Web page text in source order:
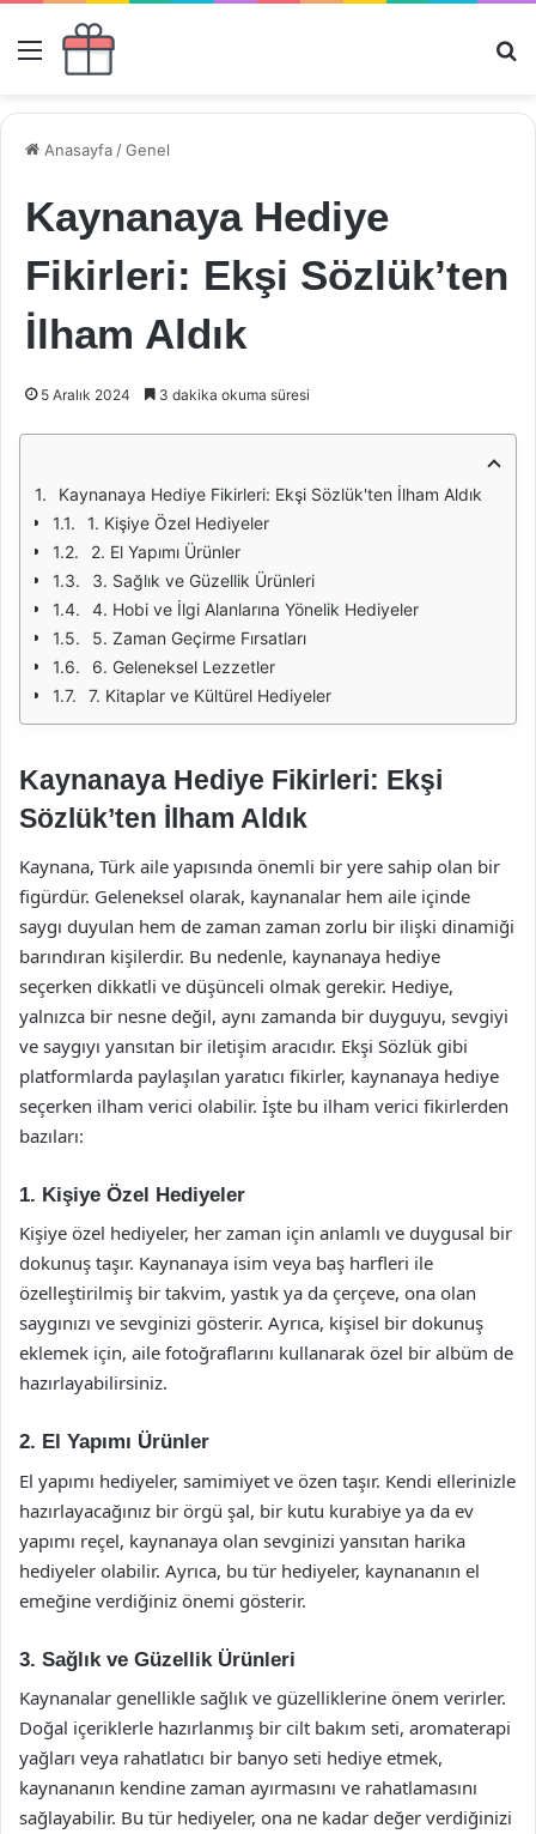
Menü
Anasayfa /Genel
Kaynanaya Hediye
Fikirleri: Ekşi Sözlük’ten
İlham Aldık
5 Aralık 2024 3 dakika okuma süresi
Kaynanaya Hediye Fikirleri: Ekşi Sözlük'ten İlham Aldık
1. Kişiye Özel Hediyeler
2. El Yapımı Ürünler
3. Sağlık ve Güzellik Ürünleri
4. Hobi ve İlgi Alanlarına Yönelik Hediyeler
5. Zaman Geçirme Fırsatları
6. Geleneksel Lezzetler
7. Kitaplar ve Kültürel Hediyeler
Kaynanaya Hediye Fikirleri: Ekşi
Sözlük’ten İlham Aldık
Kaynana, Türk aile yapısında önemli bir yere sahip olan bir
figürdür. Geleneksel olarak, kaynanalar hem aile içinde
saygı duyulan hem de zaman zaman zorlu bir ilişki dinamiği
barındıran kişilerdir. Bu nedenle, kaynanaya hediye
seçerken dikkatli ve düşünceli olmak gerekir. Hediye,
yalnızca bir nesne değil, aynı zamanda bir duyguyu, sevgiyi
ve saygıyı yansıtan bir iletişim aracıdır. Ekşi Sözlük gibi
platformlarda paylaşılan yaratıcı fikirler, kaynanaya hediye
seçerken ilham verici olabilir. İşte bu ilham verici fikirlerden
bazıları:
1. Kişiye Özel Hediyeler
Kişiye özel hediyeler, her zaman için anlamlı ve duygusal bir
dokunuş taşır. Kaynanaya isim veya baş harfleri ile
özelleştirilmiş bir takvim, yastık ya da çerçeve, ona olan
saygınızı ve sevginizi gösterir. Ayrıca, kişisel bir dokunuş
eklemek için, aile fotoğraflarını kullanarak özel bir albüm de
hazırlayabilirsiniz.
2. El Yapımı Ürünler
El yapımı hediyeler, samimiyet ve özen taşır. Kendi ellerinizle
hazırlayacağınız bir örgü şal, bir kutu kurabiye ya da ev
yapımı reçel, kaynanaya olan sevginizi yansıtan harika
hediyeler olabilir. Ayrıca, bu tür hediyeler, kaynananın el
emeğine verdiğiniz önemi gösterir.
3. Sağlık ve Güzellik Ürünleri
Kaynanalar genellikle sağlık ve güzelliklerine önem verirler.
Doğal içeriklerle hazırlanmış bir cilt bakım seti, aromaterapi
yağları veya rahatlatıcı bir banyo seti hediye etmek,
kaynananın kendine zaman ayırmasını ve rahatlamasını
sağlayabilir. Bu tür hediyeler, ona ne kadar değer verdiğinizi